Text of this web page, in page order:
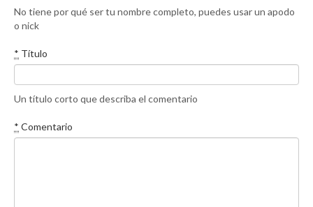
No tiene por qué ser tu nombre completo, puedes usar un apodo
o nick
* Título
Un título corto que describa el comentario
* Comentario